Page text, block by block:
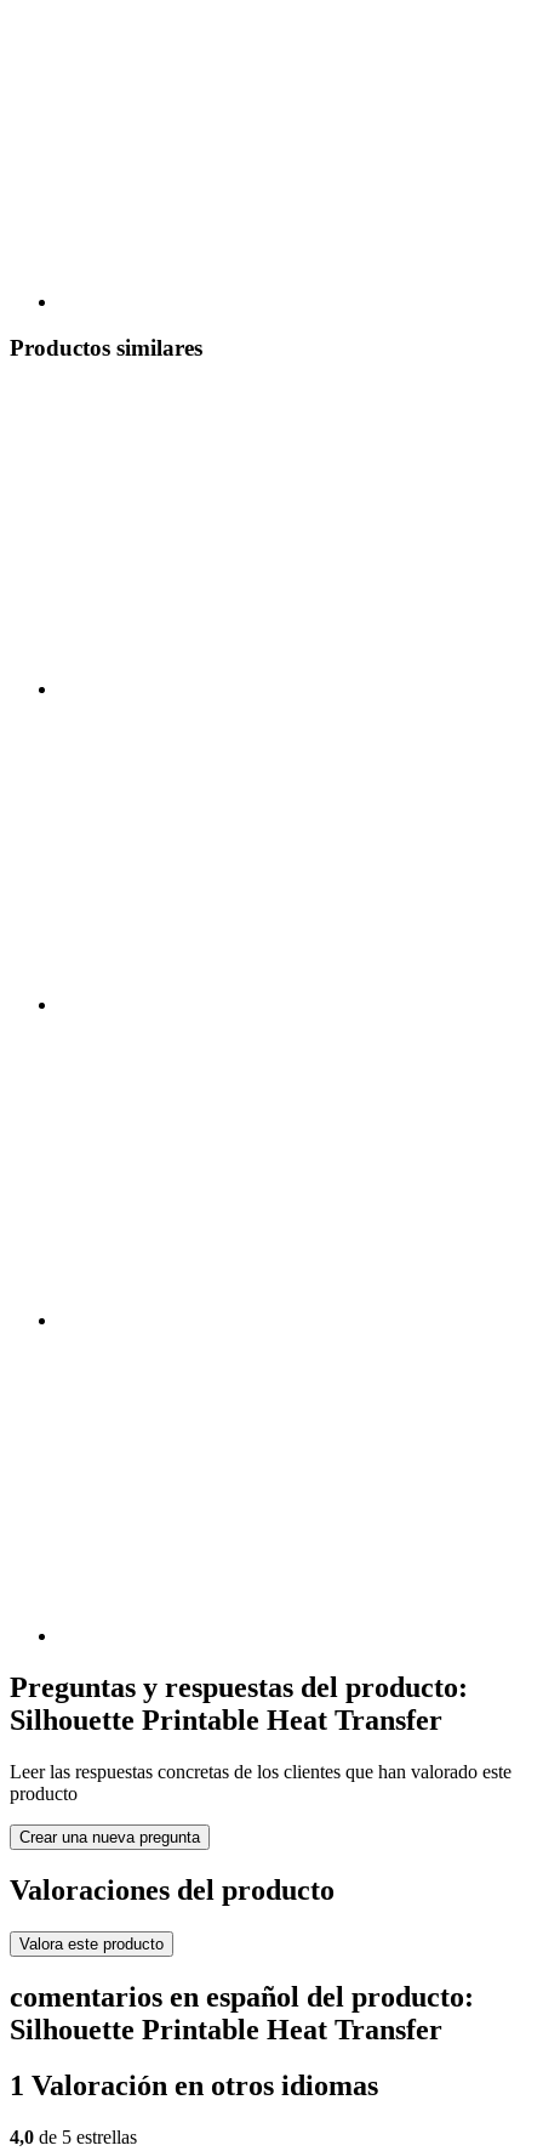
Productos similares
Preguntas y respuestas del producto:
Silhouette Printable Heat Transfer
Leer las respuestas concretas de los clientes que han valorado este
producto
Crear una nueva pregunta
Valoraciones del producto
Valora este producto
comentarios en español del producto:
Silhouette Printable Heat Transfer
1 Valoración en otros idiomas
4,0 de 5 estrellas